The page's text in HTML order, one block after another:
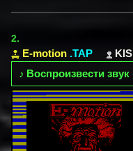
2.
E-motion .TAP KIS
♪ Воспроизвести звук